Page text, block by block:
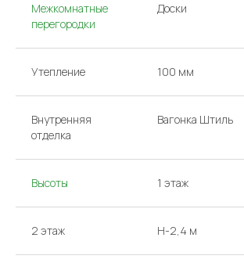
Межкомнатные
перегородки
Доски
Утепление 100 мм
Внутренняя
отделка
Вагонка Штиль
Высоты 1 этаж
2 этаж H-2,4 м